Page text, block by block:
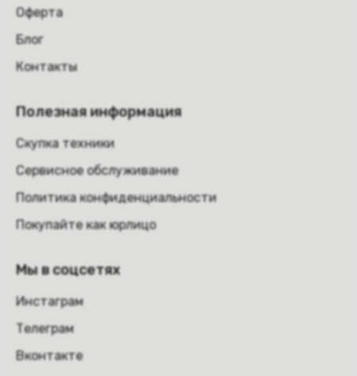
Оферта
Блог
Контакты
Полезная информация
Скупка техники
Сервисное обслуживание
Политика конфиденциальности
Покупайте как юрлицо
Мы в соцсетях
Инстаграм
Телеграм
Вконтакте